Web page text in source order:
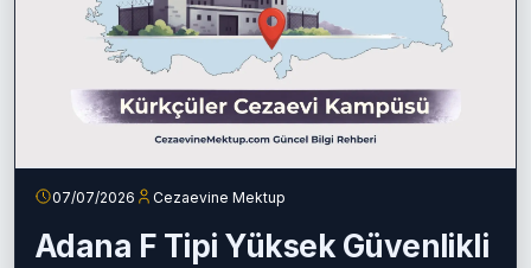
07/07/2026 Cezaevine Mektup
Adana F Tipi Yüksek Güvenlikli